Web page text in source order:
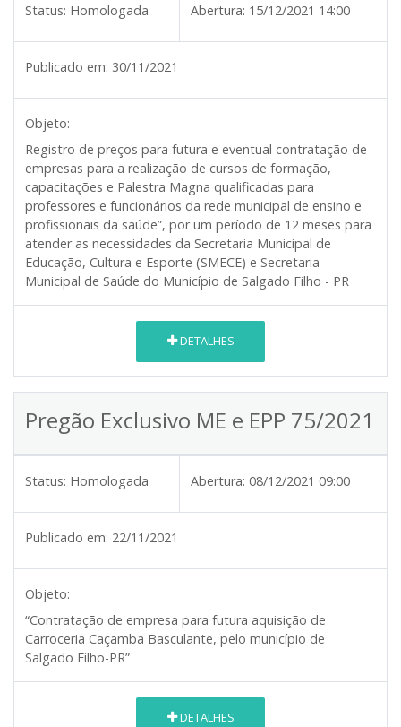
Status: Homologada Abertura: 15/12/2021 14:00
Publicado em: 30/11/2021
Objeto:
Registro de preços para futura e eventual contratação de
empresas para a realização de cursos de formação,
capacitações e Palestra Magna qualificadas para
professores e funcionários da rede municipal de ensino e
profissionais da saúde”, por um período de 12 meses para
atender as necessidades da Secretaria Municipal de
Educação, Cultura e Esporte (SMECE) e Secretaria
Municipal de Saúde do Município de Salgado Filho - PR
DETALHES
Pregão Exclusivo ME e EPP 75/2021
Status: Homologada Abertura: 08/12/2021 09:00
Publicado em: 22/11/2021
Objeto:
“Contratação de empresa para futura aquisição de
Carroceria Caçamba Basculante, pelo município de
Salgado Filho-PR”
DETALHES